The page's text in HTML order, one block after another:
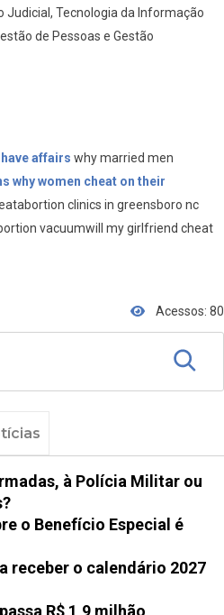
Judicial, Tecnologia da Informação
de Pessoas e Gestão
affairs why married men
why women cheat on their
clinics in greensboro nc
vacuumwill my girlfriend cheat
Acessos: 80
à Polícia Militar ou
o Benefício Especial é
receber o calendário 2027
R$ 1,9 milhão